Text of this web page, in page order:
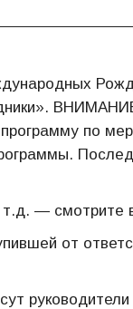
по
т.д. — смотрите
от